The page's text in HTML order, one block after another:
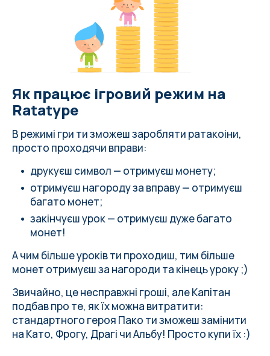
Як працює ігровий режим на
Ratatype
В режимі гри ти зможеш заробляти ратакоіни,
просто проходячи вправи:
друкуєш символ — отримуєш монету;
отримуєш нагороду за вправу — отримуєш
багато монет;
закінчуєш урок — отримуєш дуже багато
монет!
А чим більше уроків ти проходиш, тим більше
монет отримуєш за нагороди та кінець уроку ;)
Звичайно, це несправжні гроші, але Капітан
подбав про те, як їх можна витратити:
стандартного героя Пако ти зможеш замінити
на Като, Фрогу, Драгі чи Альбу! Просто купи їх :)